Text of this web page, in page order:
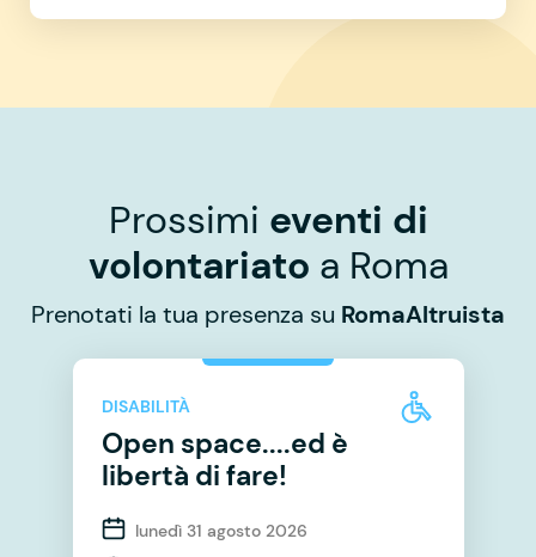
Prossimi eventi di
volontariato a Roma
Prenotati la tua presenza su RomaAltruista
DISABILITÀ
Open space....ed è
libertà di fare!
lunedì 31 agosto 2026